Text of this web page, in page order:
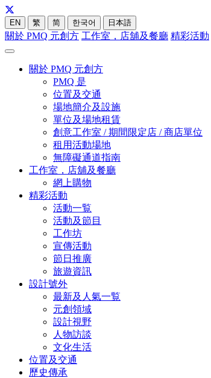
EN 繁 简 한국어 日本語
關於 PMQ 元創方 工作室，店舖及餐廳 精彩活動
關於 PMQ 元創方
PMQ 是
位置及交通
場地簡介及設施
單位及場地租賃
創意工作室 / 期間限定店 / 商店單位
租用活動場地
無障礙通道指南
工作室，店舖及餐廳
網上購物
精彩活動
活動一覧
活動及節目
工作坊
宣傳活動
節日推廣
旅遊資訊
設計號外
最新及人氣一覧
元創領域
設計視野
人物訪談
文化生活
位置及交通
歷史傳承